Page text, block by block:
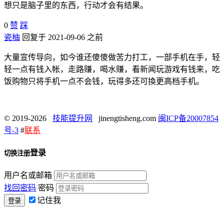
想只是脑子里的东西，行动才会有结果。
0 赞 踩
瓷柚 回复于 2021-09-06 之前
大量宣传导向，如今谁还傻傻做苦力打工，一部手机在手，轻
轻一点有钱入帐，走路赚，喝水赚，看新闻玩游戏有钱来，吃
饭购物只将手机一点不会钱，玩得多还可換更高档手机。
© 2019-2026 技能提升网 jinengtisheng.com 闽ICP备20007854
号-3 #联系
切换注册登录
用户名或邮箱
找回密码 密码
记住我